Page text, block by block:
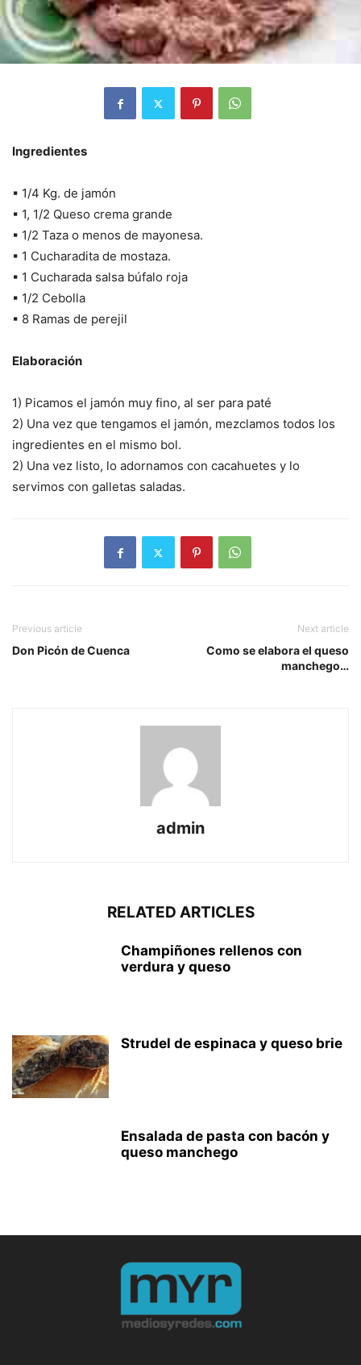
Ingredientes
▪ 1/4 Kg. de jamón
▪ 1, 1/2 Queso crema grande
▪ 1/2 Taza o menos de mayonesa.
▪ 1 Cucharadita de mostaza.
▪ 1 Cucharada salsa búfalo roja
▪ 1/2 Cebolla
▪ 8 Ramas de perejil
Elaboración
1) Picamos el jamón muy fino, al ser para paté
2) Una vez que tengamos el jamón, mezclamos todos los
ingredientes en el mismo bol.
2) Una vez listo, lo adornamos con cacahuetes y lo
servimos con galletas saladas.
Previous article
Don Picón de Cuenca
Next article
Como se elabora el queso
manchego…
admin
RELATED ARTICLES
Champiñones rellenos con
verdura y queso
Strudel de espinaca y queso brie
Ensalada de pasta con bacón y
queso manchego